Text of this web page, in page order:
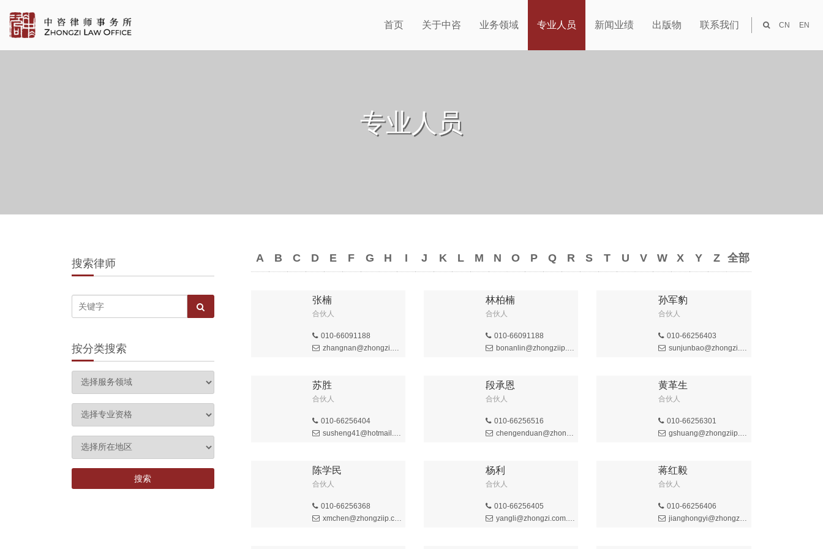
首页 关于中咨 业务领域 专业人员 新闻业绩 出版物 联系我们 CN EN
专业人员
A B C D E F G H I J K L M N O P Q R S T U V W X Y Z 全部
张楠
合伙人
010-66091188
zhangnan@zhongzi.com.cn
林柏楠
合伙人
010-66091188
bonanlin@zhongziip.com
孙军豹
合伙人
010-66256403
sunjunbao@zhongzi.com.cn
苏胜
合伙人
010-66256404
susheng41@hotmail.com
段承恩
合伙人
010-66256516
chengenduan@zhongziip.com
黄革生
合伙人
010-66256301
gshuang@zhongziip.com
陈学民
合伙人
010-66256368
xmchen@zhongziip.com
杨利
合伙人
010-66256405
yangli@zhongzi.com.cn
蒋红毅
合伙人
010-66256406
jianghongyi@zhongzi.com.cn
搜索律师
按分类搜索